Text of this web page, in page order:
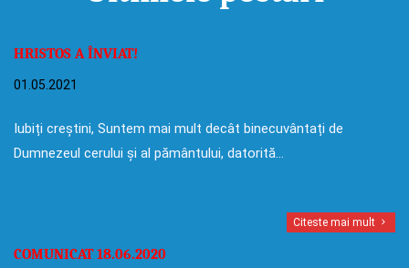
HRISTOS A ÎNVIAT!
01.05.2021
Iubiți creștini, Suntem mai mult decât binecuvântați de
Dumnezeul cerului și al pământului, datorită…
Citeste mai mult
COMUNICAT 18.06.2020